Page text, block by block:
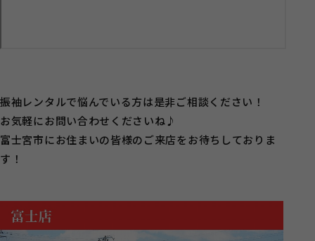
振袖レンタルで悩んでいる方は是非ご相談ください！
お気軽にお問い合わせくださいね♪
富士宮市にお住まいの皆様のご来店をお待ちしておりま
す！